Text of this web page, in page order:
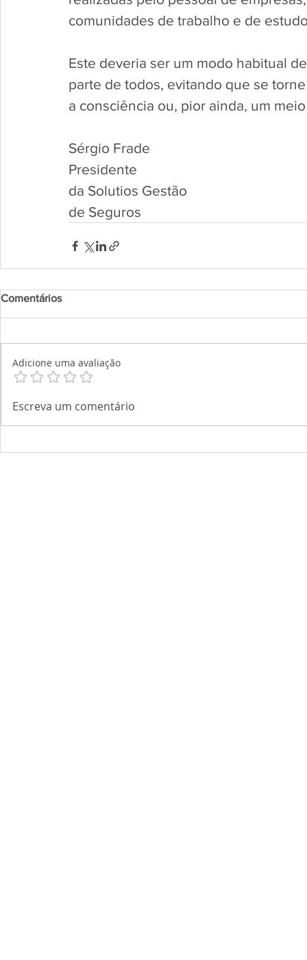
comunidades de trabalho e de
Este deveria ser um modo habitual
parte de todos, evitando que se
a consciência ou, pior ainda, um
Sérgio Frade
Presidente
da Solutios Gestão
de Seguros
Comentários
Adicione uma avaliação
Escreva um comentário